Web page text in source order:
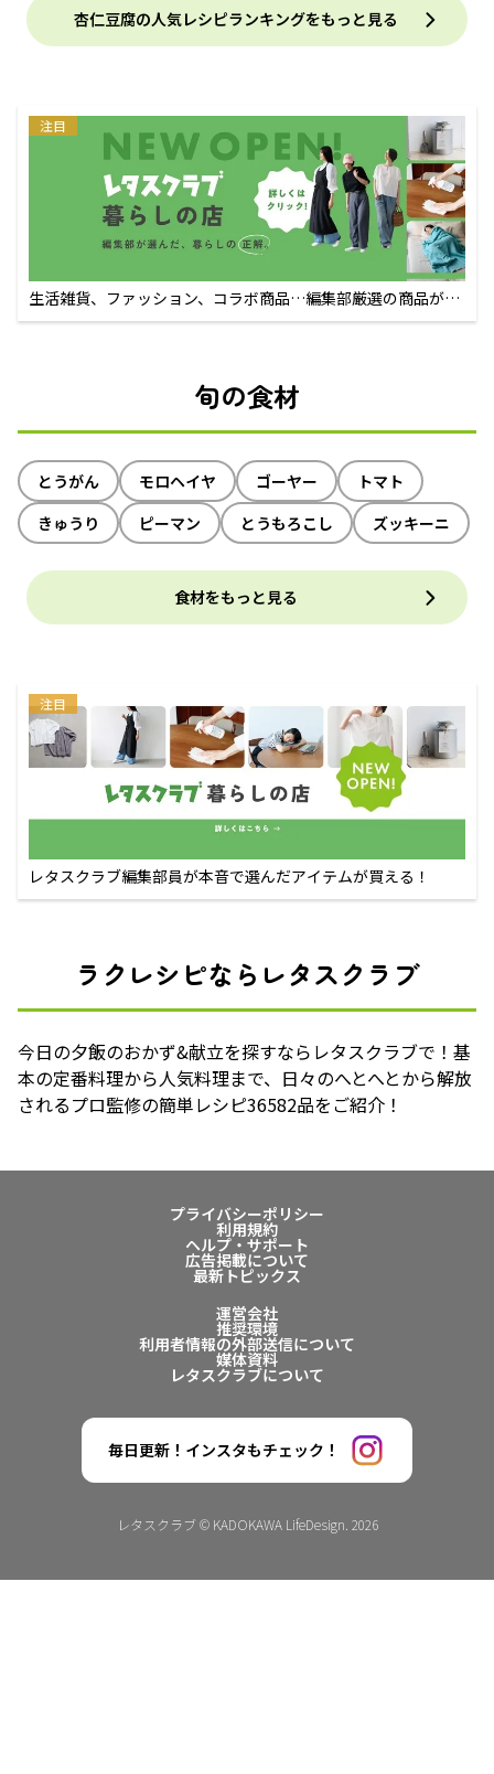
杏仁豆腐の人気レシピランキングをもっと見る
注目
生活雑貨、ファッション、コラボ商品…編集部厳選の商品が買
えるECサイト
旬の食材
とうがん モロヘイヤ ゴーヤー
トマト
きゅうり
ピーマン とうもろこし ズッキーニ
食材をもっと見る
注目
レタスクラブ編集部員が本音で選んだアイテムが買える！
ラクレシピならレタスクラブ
今日の夕飯のおかず&献立を探すならレタスクラブで！基
本の定番料理から人気料理まで、日々のへとへとから解放
されるプロ監修の簡単レシピ36582品をご紹介！
プライバシーポリシー
利用規約
ヘルプ・サポート
広告掲載について
最新トピックス
運営会社
推奨環境
利用者情報の外部送信について
媒体資料
レタスクラブについて
毎日更新！インスタもチェック！
レタスクラブ © KADOKAWA LifeDesign. 2026